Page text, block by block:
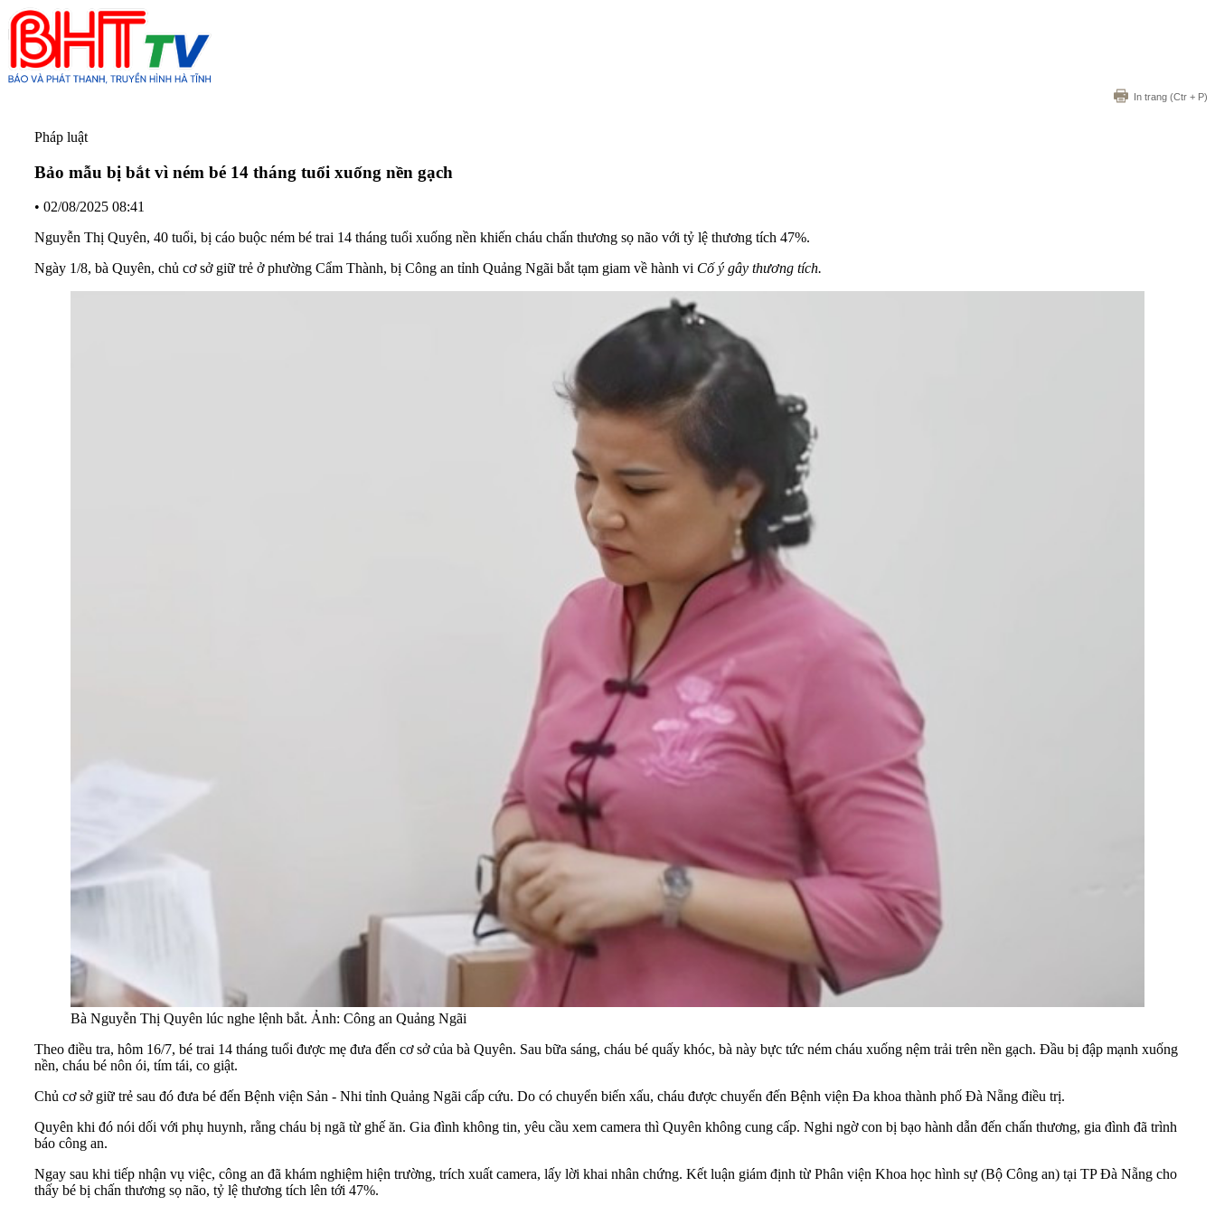
In trang (Ctr + P)
Pháp luật
Bảo mẫu bị bắt vì ném bé 14 tháng tuổi xuống nền gạch
• 02/08/2025 08:41
Nguyễn Thị Quyên, 40 tuổi, bị cáo buộc ném bé trai 14 tháng tuổi xuống nền khiến cháu chấn thương sọ não với tỷ lệ thương tích 47%.
Ngày 1/8, bà Quyên, chủ cơ sở giữ trẻ ở phường Cẩm Thành, bị Công an tỉnh Quảng Ngãi bắt tạm giam về hành vi Cố ý gây thương tích.
Bà Nguyễn Thị Quyên lúc nghe lệnh bắt. Ảnh: Công an Quảng Ngãi
Theo điều tra, hôm 16/7, bé trai 14 tháng tuổi được mẹ đưa đến cơ sở của bà Quyên. Sau bữa sáng, cháu bé quấy khóc, bà này bực tức ném cháu xuống nệm trải trên nền gạch. Đầu bị đập mạnh xuống
nền, cháu bé nôn ói, tím tái, co giật.
Chủ cơ sở giữ trẻ sau đó đưa bé đến Bệnh viện Sản - Nhi tỉnh Quảng Ngãi cấp cứu. Do có chuyển biến xấu, cháu được chuyển đến Bệnh viện Đa khoa thành phố Đà Nẵng điều trị.
Quyên khi đó nói dối với phụ huynh, rằng cháu bị ngã từ ghế ăn. Gia đình không tin, yêu cầu xem camera thì Quyên không cung cấp. Nghi ngờ con bị bạo hành dẫn đến chấn thương, gia đình đã trình
báo công an.
Ngay sau khi tiếp nhận vụ việc, công an đã khám nghiệm hiện trường, trích xuất camera, lấy lời khai nhân chứng. Kết luận giám định từ Phân viện Khoa học hình sự (Bộ Công an) tại TP Đà Nẵng cho
thấy bé bị chấn thương sọ não, tỷ lệ thương tích lên tới 47%.